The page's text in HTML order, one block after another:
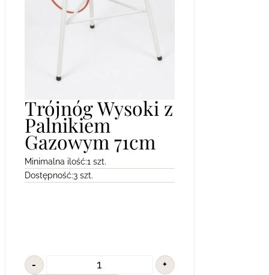
Trójnóg Wysoki z
Palnikiem
Gazowym 71cm
Minimalna ilość:1 szt.
Dostępność:3 szt.
- +